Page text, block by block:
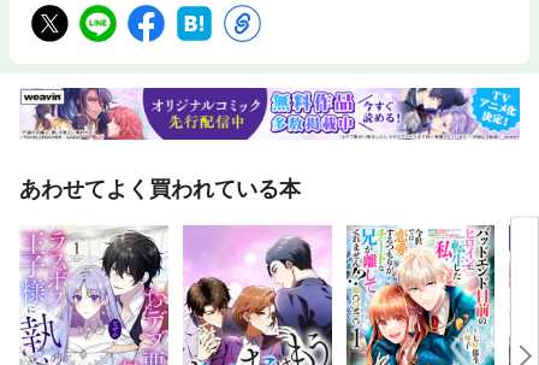
あわせてよく買われている本